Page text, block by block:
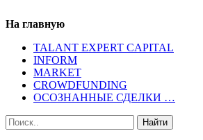
На главную
TALANT EXPERT CAPITAL
INFORM
MARKET
CROWDFUNDING
ОСОЗНАННЫЕ СДЕЛКИ …